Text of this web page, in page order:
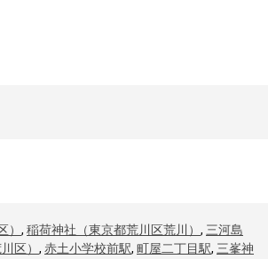
） , 稲荷神社（東京都荒川区荒川） , 三河島
区） , 赤土小学校前駅, 町屋二丁目駅, 三峯神